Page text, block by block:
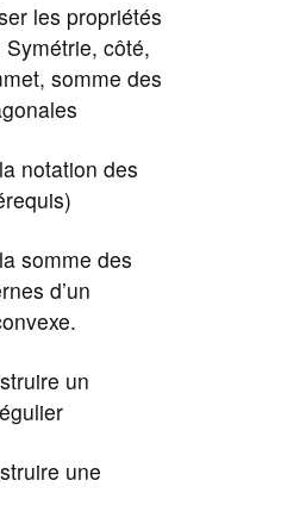
les propriétés
côté,
somme des
notation des
somme des
d’un
un
une